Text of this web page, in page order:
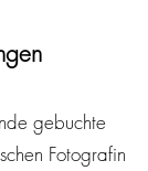
gebuchte
Fotografin